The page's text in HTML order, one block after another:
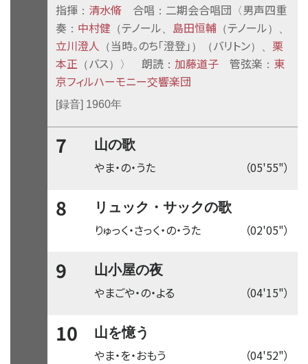
指揮 ： 清水脩 合唱 ： 二期会合唱団 〈男声四重
奏 ： 中村健 （テノール 島田恒輔 （テノール）、
立川澄人 （ 当時。のち「澄登」 ）（バリトン）、 栗
本正 （バス）〉 朗読 ： 加藤道子 管弦楽 ： 東
京フィルハーモニー交響楽団
[録音] 1960年
7 山の歌
（05'55"）
やま・の・うた
8 リュック・サックの歌
（02'05"）
りゅっく・さっく・の・うた
9 山小屋の夜
（04'15"）
やまごや・の・よる
10 山を憶う
（04'52"）
やま・を・おもう